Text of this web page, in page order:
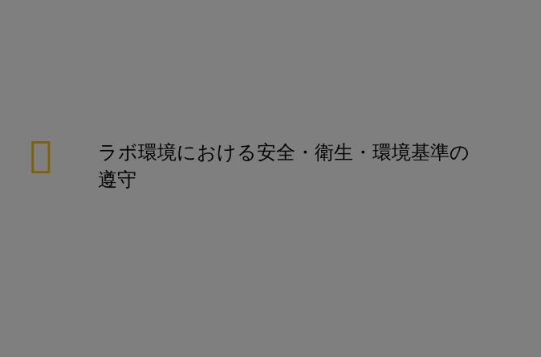
ラボ環境における安全・衛生・環境基準の
遵守